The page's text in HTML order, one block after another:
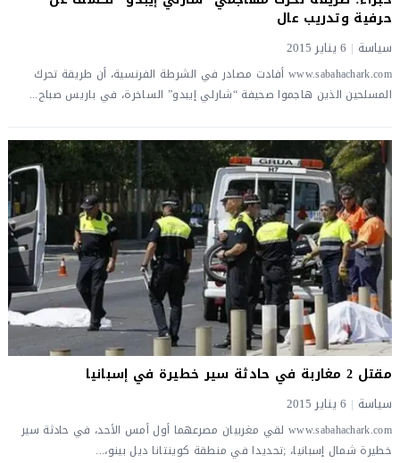
حرفية وتدريب عال
سياسة 6 يناير 2015
www.sabahachark.com أفادت مصادر في الشرطة الفرنسية، أن طريقة تحرك
المسلحين الذين هاجموا صحيفة “شارلي إيبدو” الساخرة، في باريس صباح...
مقتل 2 مغاربة في حادثة سير خطيرة في إسبانيا
سياسة 6 يناير 2015
www.sabahachark.com لقي مغربيان مصرعهما أول أمس الأحد، في حادثة سير
خطيرة شمال إسبانيا، ;تحديدا في منطقة كوينتانا ديل بينو،...